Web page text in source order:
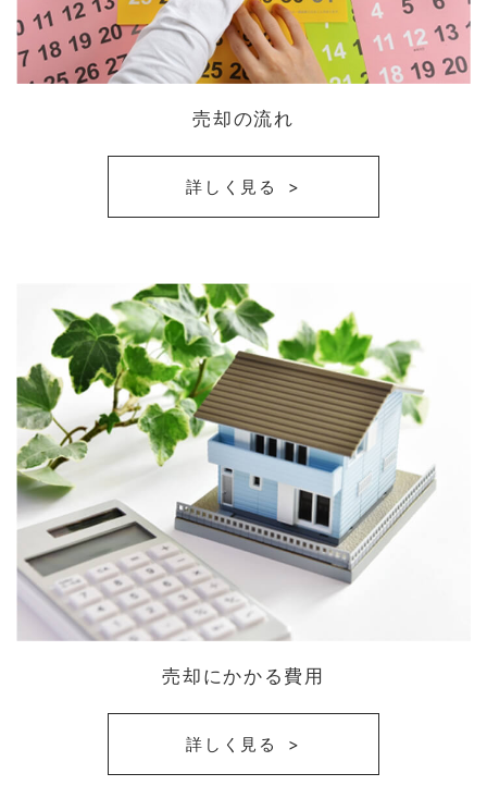
売却の流れ
詳しく見る
売却にかかる費用
詳しく見る